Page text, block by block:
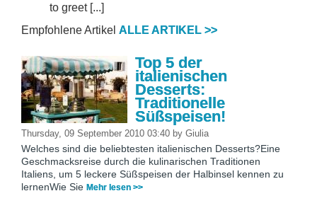
to greet [...]
Empfohlene Artikel ALLE ARTIKEL >>
Top 5 der
italienischen
Desserts:
Traditionelle
Süßspeisen!
Thursday, 09 September 2010 03:40 by Giulia
Welches sind die beliebtesten italienischen Desserts?Eine
Geschmacksreise durch die kulinarischen Traditionen
Italiens, um 5 leckere Süßspeisen der Halbinsel kennen zu
lernenWie Sie Mehr lesen >>